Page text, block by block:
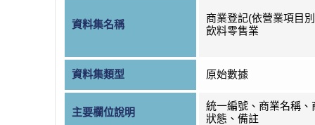
資料集名稱
商業登記(依營業項目
飲料零售業
資料集類型 原始數據
主要欄位說明
統一編號、商業名稱、
狀態、備註